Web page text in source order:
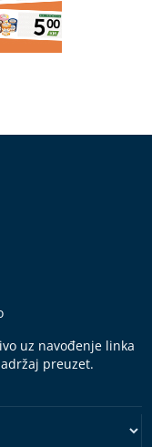
uz navođenje linka
preuzet.